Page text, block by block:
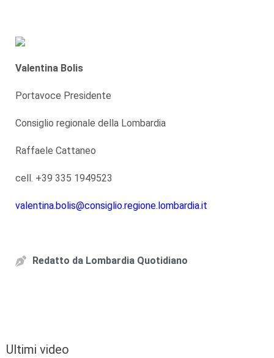
Valentina Bolis
Portavoce Presidente
Consiglio regionale della Lombardia
Raffaele Cattaneo
cell. +39 335 1949523
valentina.bolis@consiglio.regione.lombardia.it
Redatto da Lombardia Quotidiano
Ultimi video